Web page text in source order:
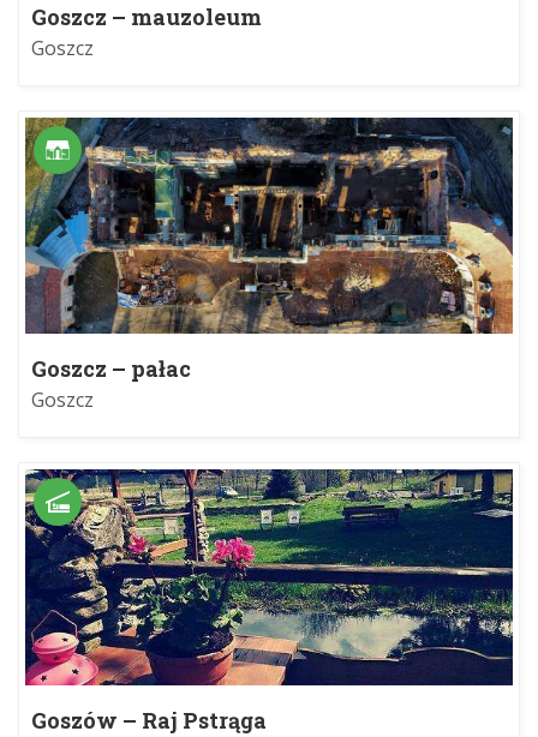
Goszcz – mauzoleum
Goszcz
Goszcz – pałac
Goszcz
Goszów – Raj Pstrąga